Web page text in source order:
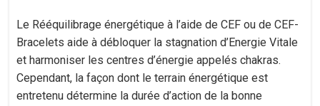
Le Rééquilibrage énergétique à l’aide de CEF ou de CEF-
Bracelets aide à débloquer la stagnation d’Energie Vitale
et harmoniser les centres d’énergie appelés chakras.
Cependant, la façon dont le terrain énergétique est
entretenu détermine la durée d’action de la bonne